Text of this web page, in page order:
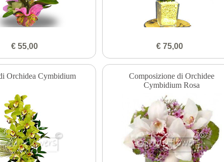
€ 55,00 € 75,00
Orchidea Cymbidium
Composizione di Orchidee
Cymbidium Rosa